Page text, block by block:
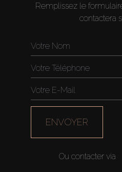
Remplissez le
contactera
ENVOYER
Ou contacter via